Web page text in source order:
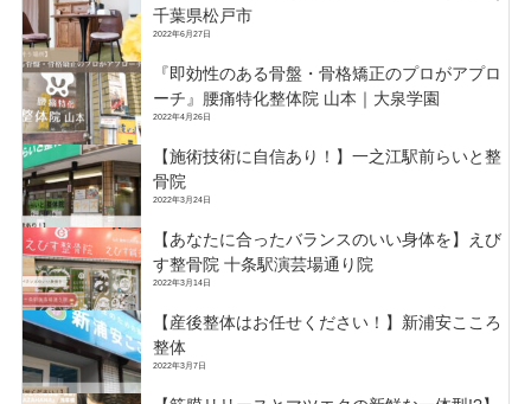
千葉県松戸市
2022年6月27日
『即効性のある骨盤・骨格矯正のプロがアプロ
ーチ』腰痛特化整体院 山本｜大泉学園
2022年4月26日
【施術技術に自信あり！】一之江駅前らいと整
骨院
2022年3月24日
【あなたに合ったバランスのいい身体を】えび
す整骨院 十条駅演芸場通り院
2022年3月14日
【産後整体はお任せください！】新浦安こころ
整体
2022年3月7日